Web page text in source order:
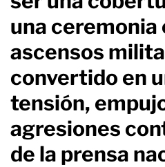
una ceremonia
ascensos
convertido en
tensión,
agresiones
de la prensa